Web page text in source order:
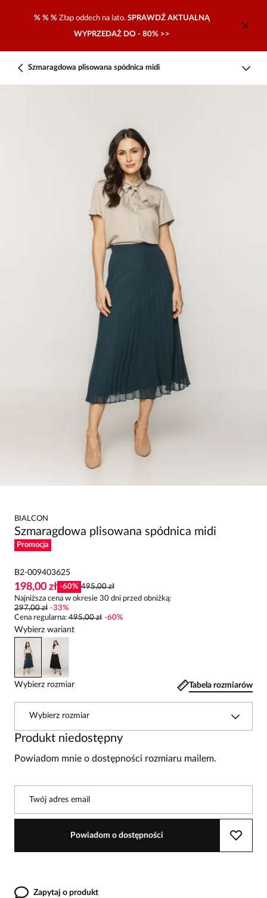
% % % Złap oddech na lato. SPRAWDŹ AKTUALNĄ
WYPRZEDAŻ DO - 80% >>
Szmaragdowa plisowana spódnica midi
BIALCON
Szmaragdowa plisowana spódnica midi
Promocja
B2-009403625
198,00 zł -60% 495,00 zł
Najniższa cena w okresie 30 dni przed obniżką:
297,00 zł -33%
Cena regularna: 495,00 zł -60%
Wybierz wariant
Wybierz rozmiar Tabela rozmiarów
Wybierz rozmiar
Produkt niedostępny
Powiadom mnie o dostępności rozmiaru mailem.
Twój adres email
Powiadom o dostępności
Zapytaj o produkt